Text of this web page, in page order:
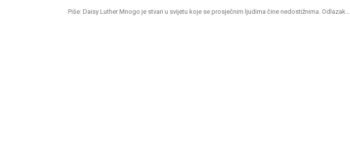
Piše: Daisy Luther Mnogo je stvari u svijetu koje se prosječnim ljudima čine nedostižnima. Odlazak…